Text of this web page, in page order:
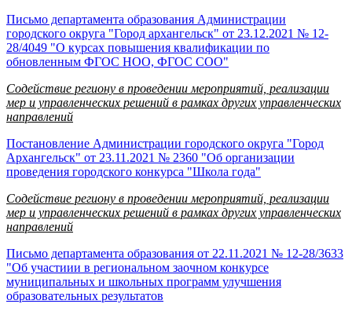
Письмо департамента образования Администрации
городского округа "Город архангельск" от 23.12.2021 № 12-
28/4049 "О курсах повышения квалификации по
обновленным ФГОС НОО, ФГОС СОО"
Содействие региону в проведении мероприятий, реализации
мер и управленческих решений в рамках других управленческих
направлений
Постановление Администрации городского округа "Город
Архангельск" от 23.11.2021 № 2360 "Об организации
проведения городского конкурса "Школа года"
Содействие региону в проведении мероприятий, реализации
мер и управленческих решений в рамках других управленческих
направлений
Письмо департамента образования от 22.11.2021 № 12-28/3633
"Об участиии в региональном заочном конкурсе
муниципальных и школьных программ улучшения
образовательных результатов